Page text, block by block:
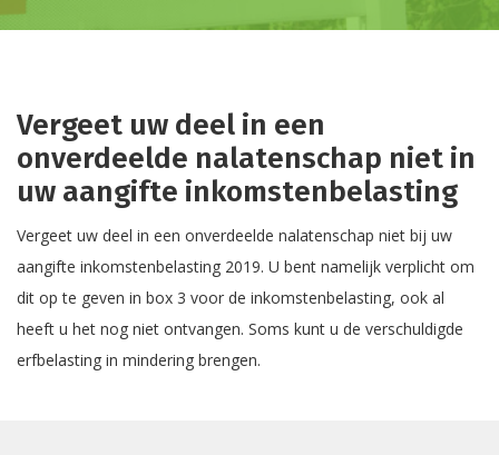
Vergeet uw deel in een
onverdeelde nalatenschap niet in
uw aangifte inkomstenbelasting
Vergeet uw deel in een onverdeelde nalatenschap niet bij uw
aangifte inkomstenbelasting 2019. U bent namelijk verplicht om
dit op te geven in box 3 voor de inkomstenbelasting, ook al
heeft u het nog niet ontvangen. Soms kunt u de verschuldigde
erfbelasting in mindering brengen.